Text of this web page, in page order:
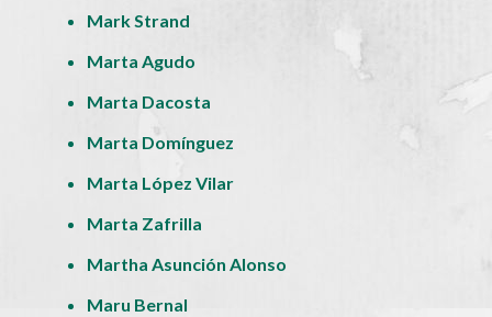
Mark Strand
Marta Agudo
Marta Dacosta
Marta Domínguez
Marta López Vilar
Marta Zafrilla
Martha Asunción Alonso
Maru Bernal